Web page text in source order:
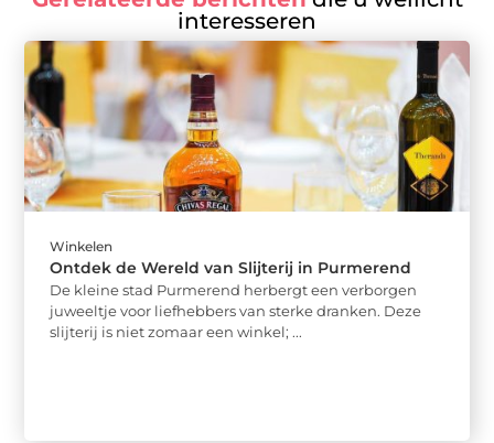
interesseren
Winkelen
Ontdek de Wereld van Slijterij in Purmerend
De kleine stad Purmerend herbergt een verborgen
juweeltje voor liefhebbers van sterke dranken. Deze
slijterij is niet zomaar een winkel; ...